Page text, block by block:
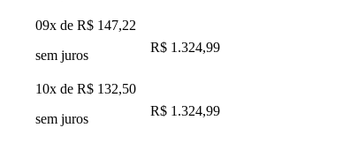
09x de R$ 147,22
sem juros
R$ 1.324,99
10x de R$ 132,50
sem juros
R$ 1.324,99